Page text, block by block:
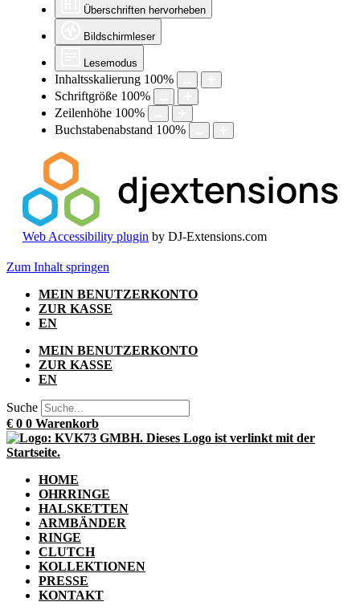
Überschriften hervorheben
Bildschirmleser
Lesemodus
Inhaltsskalierung 100%
Schriftgröße 100%
Zeilenhöhe 100%
Buchstabenabstand 100%
Web Accessibility plugin by DJ-Extensions.com
Zum Inhalt springen
MEIN BENUTZERKONTO
ZUR KASSE
EN
MEIN BENUTZERKONTO
ZUR KASSE
EN
Suche
€ 0 0 Warenkorb
HOME
OHRRINGE
HALSKETTEN
ARMBÄNDER
RINGE
CLUTCH
KOLLEKTIONEN
PRESSE
KONTAKT